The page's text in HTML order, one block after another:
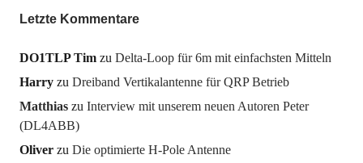
Letzte Kommentare
DO1TLP Timzu Delta-Loop für 6m mit einfachsten Mitteln
Harryzu Dreiband Vertikalantenne für QRP Betrieb
Matthiaszu Interview mit unserem neuen Autoren Peter
(DL4ABB)
Oliverzu Die optimierte H-Pole Antenne